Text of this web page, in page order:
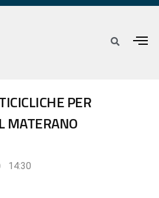
PER
MATERANO
14:30